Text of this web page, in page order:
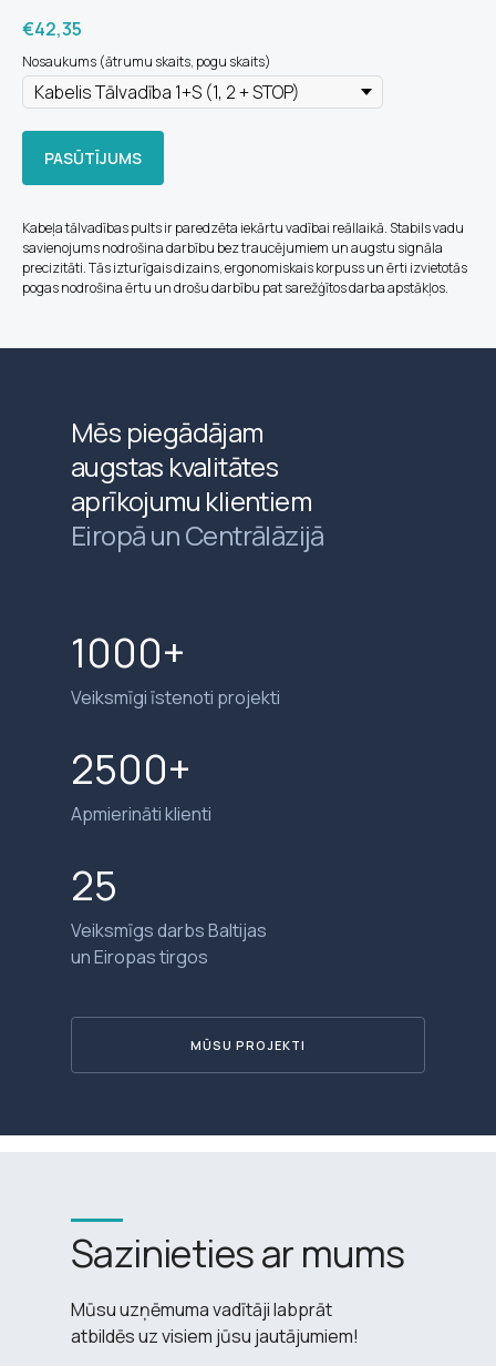
€42,35
Nosaukums (ātrumu skaits, pogu skaits)
PASŪTĪJUMS
Kabeļa tālvadības pults ir paredzēta iekārtu vadībai reāllaikā. Stabils vadu
savienojums nodrošina darbību bez traucējumiem un augstu signāla
precizitāti. Tās izturīgais dizains, ergonomiskais korpuss un ērti izvietotās
pogas nodrošina ērtu un drošu darbību pat sarežģītos darba apstākļos.
Mēs piegādājam
augstas kvalitātes
aprīkojumu klientiem
Eiropā un Centrālāzijā
1000+
Veiksmīgi īstenoti projekti
MŪSU PROJEKTI
25
Veiksmīgs darbs Baltijas
un Eiropas tirgos
2500+
Apmierināti klienti
Mūsu uzņēmuma vadītāji labprāt
atbildēs uz visiem jūsu jautājumiem!
Sazinieties ar mums